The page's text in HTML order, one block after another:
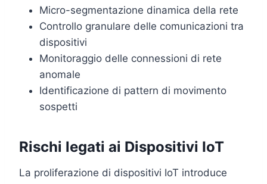
Micro-segmentazione dinamica della rete
Controllo granulare delle comunicazioni tra
dispositivi
Monitoraggio delle connessioni di rete
anomale
Identificazione di pattern di movimento
sospetti
Rischi legati ai Dispositivi IoT
La proliferazione di dispositivi IoT introduce